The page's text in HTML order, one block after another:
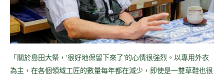
「關於島田大祭，‘很好地保留下來了’的心情很強烈。以專用外衣
為主，在各個領域工匠的數量每年都在減少，即使是一雙草鞋也很